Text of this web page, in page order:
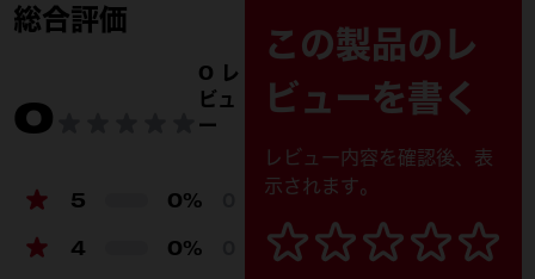
総合評価
0
0 レ
ビュ
ー
5 0%
4 0%
この製品のレ
ビューを書く
レビュー内容を確認後、表
示されます。